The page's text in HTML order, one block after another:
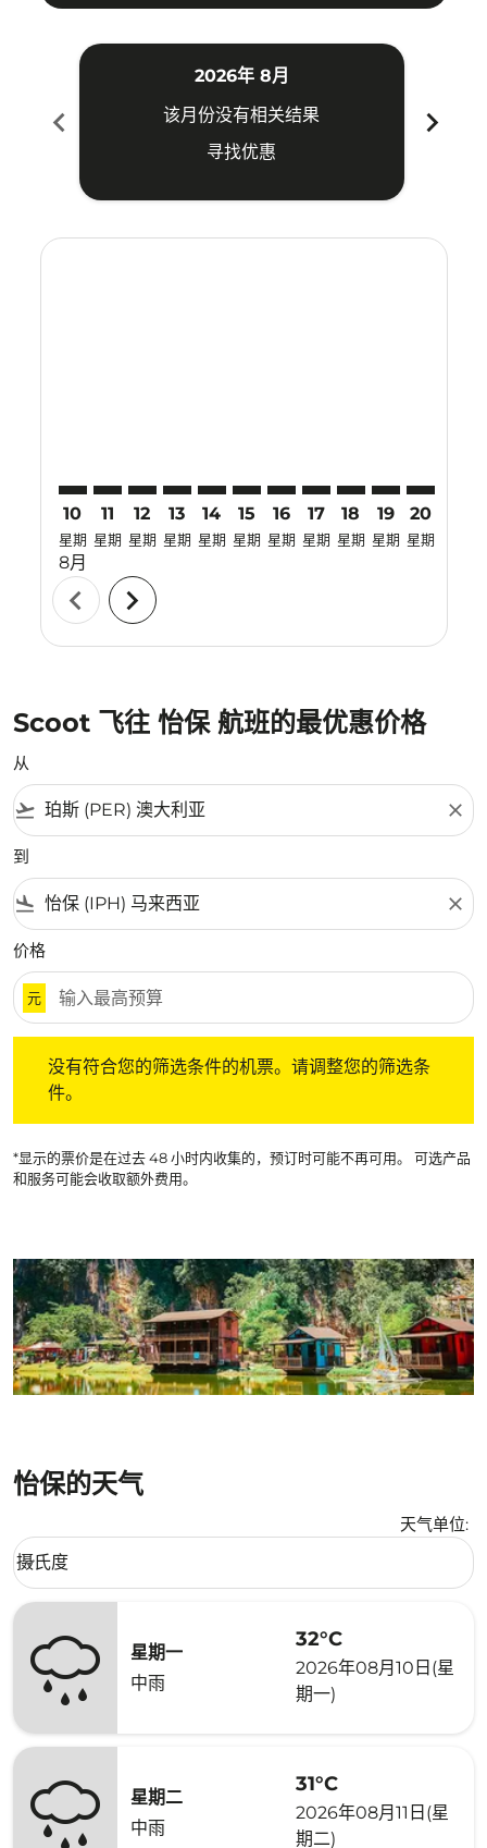
chevron_left
2026年 8月
该月份没有相关结果
寻找优惠
chevron_right
10
星期
8月
11
星期
12
星期
13
星期
14
星期
15
星期
16
星期
17
星期
18
星期
19
星期
20
星期
chevron_left chevron_right
Scoot 飞往 怡保 航班的最优惠价格
从
flight_takeoff close
到
flight_land close
价格
元
没有符合您的筛选条件的机票。请调整您的筛选条
件。
*显示的票价是在过去 48 小时内收集的，预订时可能不再可用。 可选产品
和服务可能会收取额外费用。
怡保的天气
天气单位:
Weather unit option 摄氏度 Selected
摄氏度
keyboard_arrow_down
星期一
中雨
32°C
2026年08月10日(星
期一)
星期二
中雨
31°C
2026年08月11日(星
期二)